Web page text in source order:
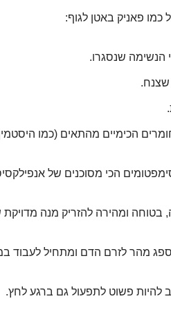
כמו פאניק באטן לגוף:
הנשימה שנסגרו.
הכימיים מהתאים (כמו
הכי מסוכנים של
בטוחה ומהירה להזריק מנה מדויקת
מהר לזרם הדם ומתחיל לעבוד
להיות פשוט לתפעול גם ברגע לחץ.